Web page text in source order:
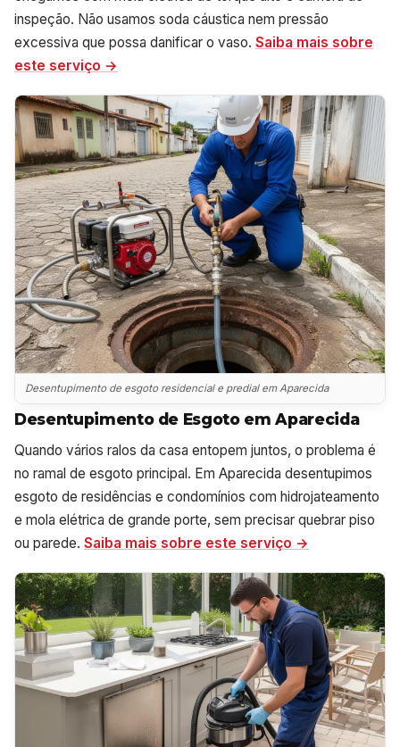
inspeção. Não usamos soda cáustica nem pressão
excessiva que possa danificar o vaso. Saiba mais sobre
este serviço →
Desentupimento de esgoto residencial e predial em Aparecida
Desentupimento de Esgoto em Aparecida
Quando vários ralos da casa entopem juntos, o problema é
no ramal de esgoto principal. Em Aparecida desentupimos
esgoto de residências e condomínios com hidrojateamento
e mola elétrica de grande porte, sem precisar quebrar piso
ou parede. Saiba mais sobre este serviço →